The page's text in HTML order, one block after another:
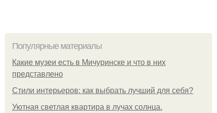
Популярные материалы
Какие музеи есть в Мичуринске и что в них
представлено
Стили интерьеров: как выбрать лучший для себя?
Уютная светлая квартира в лучах солнца.